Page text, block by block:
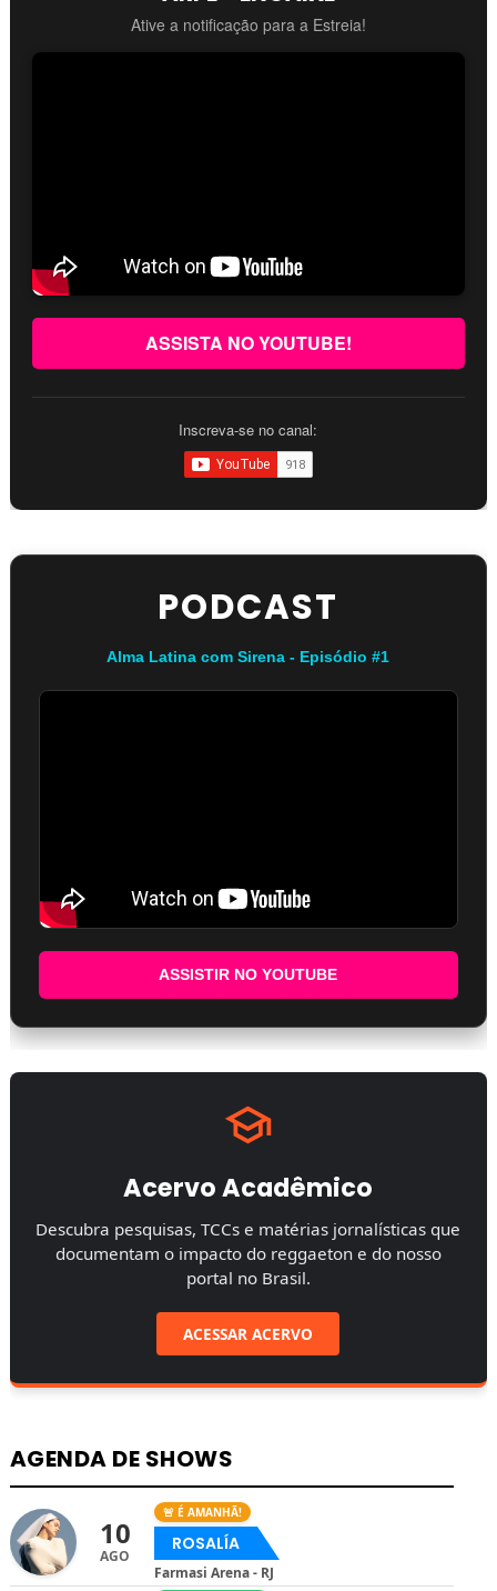
Ative a notificação para a Estreia!
ASSISTA NO YOUTUBE!
Inscreva-se no canal:
PODCAST
Alma Latina com Sirena - Episódio #1
ASSISTIR NO YOUTUBE
Acervo Acadêmico
Descubra pesquisas, TCCs e matérias jornalísticas que
documentam o impacto do reggaeton e do nosso
portal no Brasil.
ACESSAR ACERVO
AGENDA DE SHOWS
10
AGO
🚨 É AMANHÃ!
ROSALÍA
Farmasi Arena - RJ